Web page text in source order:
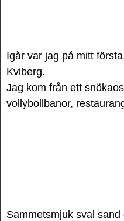
Igår var jag på mitt
Kviberg.
Jag kom från ett
vollybollbanor,
Sammetsmjuk sval